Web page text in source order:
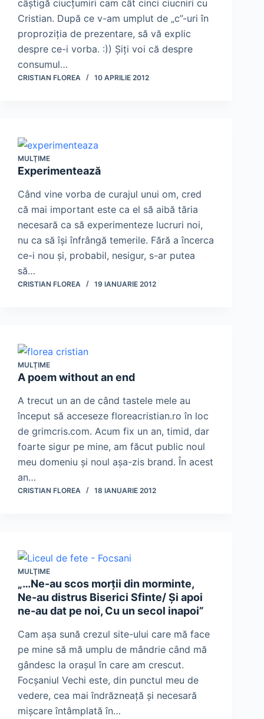
câştigă ciucţumiri cam cât cinci ciucniri cu
Cristian. După ce v-am umplut de „c”-uri în
proproziţia de prezentare, să vă explic
despre ce-i vorba. :)) Şiţi voi că despre
consumul…
CRISTIAN FLOREA 10 APRILIE 2012
MULŢIME
Experimentează
Când vine vorba de curajul unui om, cred
că mai important este ca el să aibă tăria
necesară ca să experimenteze lucruri noi,
nu ca să îşi înfrângă temerile. Fără a încerca
ce-i nou şi, probabil, nesigur, s-ar putea
să…
CRISTIAN FLOREA 19 IANUARIE 2012
MULŢIME
A poem without an end
A trecut un an de când tastele mele au
început să acceseze floreacristian.ro în loc
de grimcris.com. Acum fix un an, timid, dar
foarte sigur pe mine, am făcut public noul
meu domeniu şi noul aşa-zis brand. În acest
an…
CRISTIAN FLOREA 18 IANUARIE 2012
MULŢIME
„…Ne-au scos morţii din morminte,
Ne-au distrus Biserici Sfinte/ Şi apoi
ne-au dat pe noi, Cu un secol inapoi”
Cam aşa sună crezul site-ului care mă face
pe mine să mă umplu de mândrie când mă
gândesc la oraşul în care am crescut.
Focşaniul Vechi este, din punctul meu de
vedere, cea mai îndrăzneaţă şi necesară
mişcare întâmplată în…